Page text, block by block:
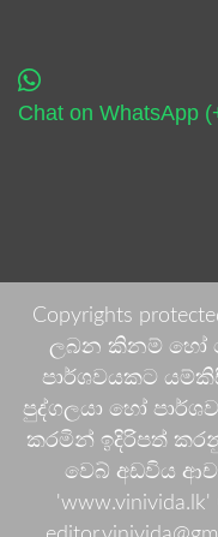
Chat on WhatsApp
Copyrights
ලබන කිනම් හෝ
පාර්ශවයකට
පුද්ගලයා හෝ
කරමින් ඉදිරිපත්
වෙබ් අඩවිය